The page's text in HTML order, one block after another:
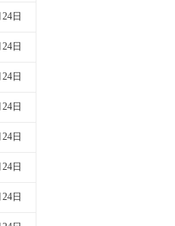
日
日
日
日
日
日
日